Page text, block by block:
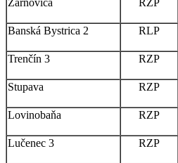
Žarnovica
RZP
Banská Bystrica 2
RLP
Trenčín 3
RZP
Stupava
RZP
Lovinobaňa
RZP
Lučenec 3
RZP